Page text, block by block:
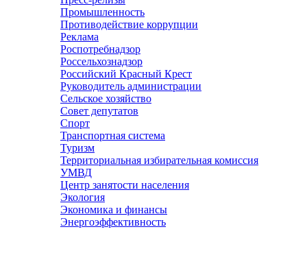
Промышленность
Противодействие коррупции
Реклама
Роспотребнадзор
Россельхознадзор
Российский Красный Крест
Руководитель администрации
Сельское хозяйство
Совет депутатов
Спорт
Транспортная система
Туризм
Территориальная избирательная комиссия
УМВД
Центр занятости населения
Экология
Экономика и финансы
Энергоэффективность